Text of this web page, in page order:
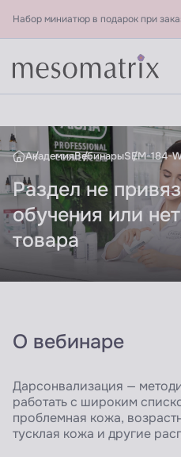
Набор миниатюр в подарок при
SEM-184-
АкадемияВебинарыSEM-184-
Раздел не
обучения или
товара
О вебинаре
Дарсонвализация —
работать с широким
проблемная кожа,
тусклая кожа и другие